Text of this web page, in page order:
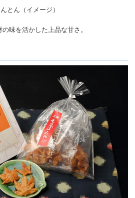
とん（イメージ）
味を活かした上品な甘さ。